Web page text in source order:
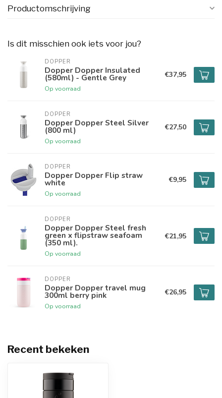
Productomschrijving
Is dit misschien ook iets voor jou?
DOPPER
Dopper Dopper Insulated
(580ml) - Gentle Grey
Op voorraad
€37,95
DOPPER
Dopper Dopper Steel Silver
(800 ml)
Op voorraad
€27,50
DOPPER
Dopper Dopper Flip straw
white
Op voorraad
€9,95
DOPPER
Dopper Dopper Steel fresh
green x flipstraw seafoam
(350 ml).
Op voorraad
€21,95
DOPPER
Dopper Dopper travel mug
300ml berry pink
Op voorraad
€26,95
Recent bekeken